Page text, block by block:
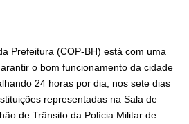
Prefeitura (COP-BH) está com uma
o bom funcionamento da cidade
24 horas por dia, nos sete dias
representadas na Sala de
de Trânsito da Polícia Militar de